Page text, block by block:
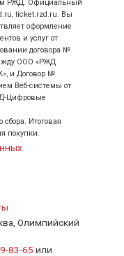
РЖД. Официальный
ticket.rzd.ru. Вы
оформление
и услуг от
договора №
ООО «РЖД
и Договор №
Веб-системы от
Цифровые
сбора. Итоговая
покупки.
Олимпийский
83-65 или